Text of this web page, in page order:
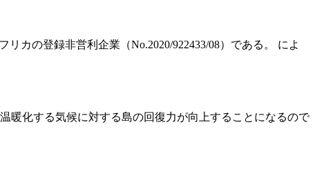
カの登録非営利企業（No.2020/922433/08）である。 によ
暖化する気候に対する島の回復力が向上することになるので